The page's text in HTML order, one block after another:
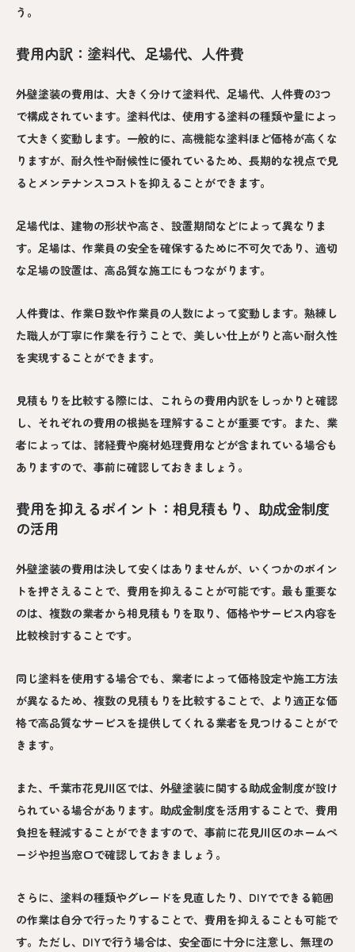
う。
費用内訳：塗料代、足場代、人件費
外壁塗装の費用は、大きく分けて塗料代、足場代、人件費の3つ
で構成されています。塗料代は、使用する塗料の種類や量によっ
て大きく変動します。一般的に、高機能な塗料ほど価格が高くな
りますが、耐久性や耐候性に優れているため、長期的な視点で見
るとメンテナンスコストを抑えることができます。
足場代は、建物の形状や高さ、設置期間などによって異なりま
す。足場は、作業員の安全を確保するために不可欠であり、適切
な足場の設置は、高品質な施工にもつながります。
人件費は、作業日数や作業員の人数によって変動します。熟練し
た職人が丁寧に作業を行うことで、美しい仕上がりと高い耐久性
を実現することができます。
見積もりを比較する際には、これらの費用内訳をしっかりと確認
し、それぞれの費用の根拠を理解することが重要です。また、業
者によっては、諸経費や廃材処理費用などが含まれている場合も
ありますので、事前に確認しておきましょう。
費用を抑えるポイント：相見積もり、助成金制度
の活用
外壁塗装の費用は決して安くはありませんが、いくつかのポイン
トを押さえることで、費用を抑えることが可能です。最も重要な
のは、複数の業者から相見積もりを取り、価格やサービス内容を
比較検討することです。
同じ塗料を使用する場合でも、業者によって価格設定や施工方法
が異なるため、複数の見積もりを比較することで、より適正な価
格で高品質なサービスを提供してくれる業者を見つけることがで
きます。
また、千葉市花見川区では、外壁塗装に関する助成金制度が設け
られている場合があります。助成金制度を活用することで、費用
負担を軽減することができますので、事前に花見川区のホームペ
ージや担当窓口で確認しておきましょう。
さらに、塗料の種類やグレードを見直したり、DIYでできる範囲
の作業は自分で行ったりすることで、費用を抑えることも可能で
す。ただし、DIYで行う場合は、安全面に十分に注意し、無理の